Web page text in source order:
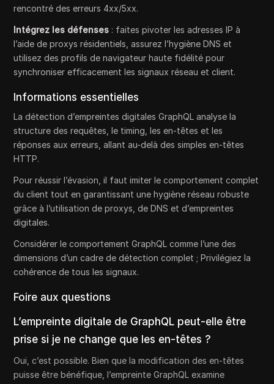
rencontré des erreurs 4xx/5xx.
Intégrez les défenses : faites pivoter les adresses IP à
l’aide de proxys résidentiels, assurez l’hygiène DNS et
utilisez des profils de navigateur haute fidélité pour
synchroniser efficacement les signaux réseau et client.
Informations essentielles
La détection d’empreintes digitales GraphQL analyse la
structure des requêtes, le timing, les en-têtes et les
réponses aux erreurs, allant au-delà des simples en-têtes
HTTP.
Pour réussir l’évasion, il faut imiter le comportement complet
du client tout en garantissant une hygiène réseau robuste
grâce à l’utilisation de proxys, de DNS et d’empreintes
digitales.
Considérer le comportement GraphQL comme l’une des
dimensions d’un cadre de détection complet ; Privilégiez la
cohérence de tous les signaux.
Foire aux questions
L’empreinte digitale de GraphQL peut-elle être
prise si je ne change que les en-têtes ?
Oui, c’est possible. Bien que la modification des en-têtes
puisse être bénéfique, l’empreinte GraphQL examine